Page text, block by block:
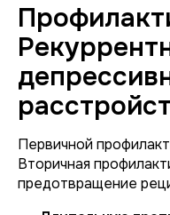
Первичной
Вторичная
предотвращение